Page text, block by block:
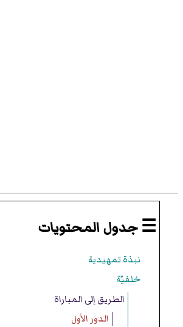
☰ جدول المحتويات
نبذة تمهيدية
خلفيّة
الطريق إلى المباراة
الدور الأول